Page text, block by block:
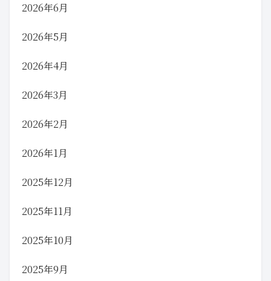
2026年6月
2026年5月
2026年4月
2026年3月
2026年2月
2026年1月
2025年12月
2025年11月
2025年10月
2025年9月